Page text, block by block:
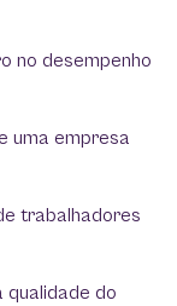
no desempenho
uma empresa
trabalhadores
qualidade do